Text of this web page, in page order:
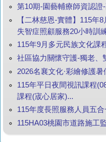
第10期-園藝輔療師資認證
【二林慈恩-實體】115年
失智症照顧服務20小時訓
115年9月多元民族文化課
社區協力關懷守護-獨老、
2026名襄文化·彩繪修護
115年平日夜間視訊課程
課程(宬心居家)...
115年度長照服務人員五
115HA03桃園市道路施工